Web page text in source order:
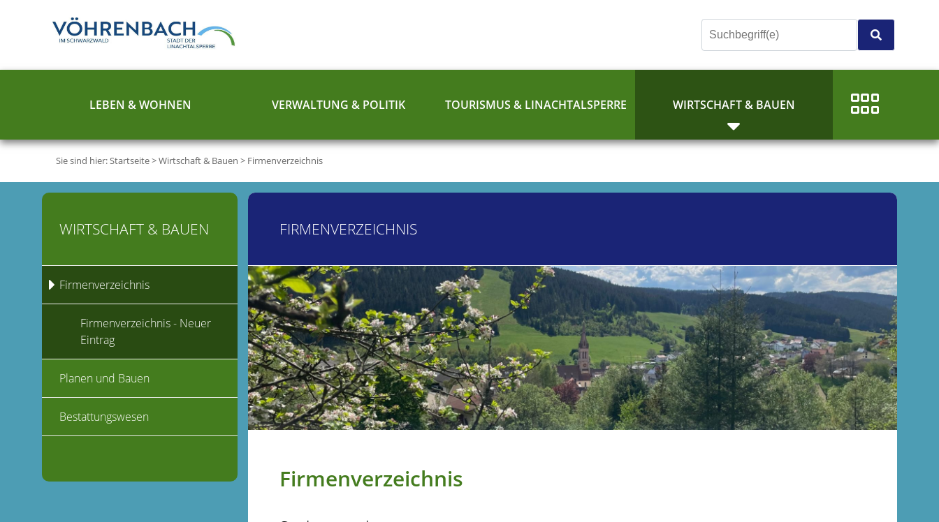
LEBEN & WOHNEN VERWALTUNG & POLITIK TOURISMUS & LINACHTALSPERRE WIRTSCHAFT & BAUEN
Sie sind hier:Startseite>Wirtschaft & Bauen > Firmenverzeichnis
FIRMENVERZEICHNIS
Firmenverzeichnis
WIRTSCHAFT & BAUEN
Firmenverzeichnis
Firmenverzeichnis - Neuer
Eintrag
Planen und Bauen
Bestattungswesen